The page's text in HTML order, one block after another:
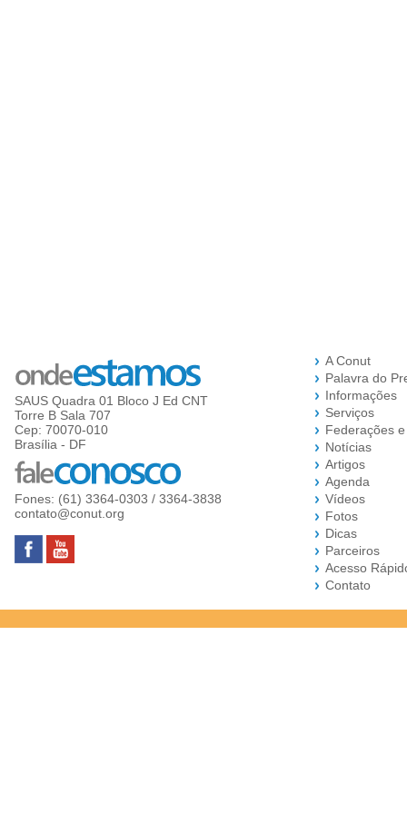
SAUS Quadra 01 Bloco J Ed CNT
Torre B Sala 707
Cep: 70070-010
Brasília - DF
Fones: (61) 3364-0303 / 3364-3838
contato@conut.org
A Conut
Palavra do
Informações
Serviços
Federações
Notícias
Artigos
Agenda
Vídeos
Fotos
Dicas
Parceiros
Acesso
Contato